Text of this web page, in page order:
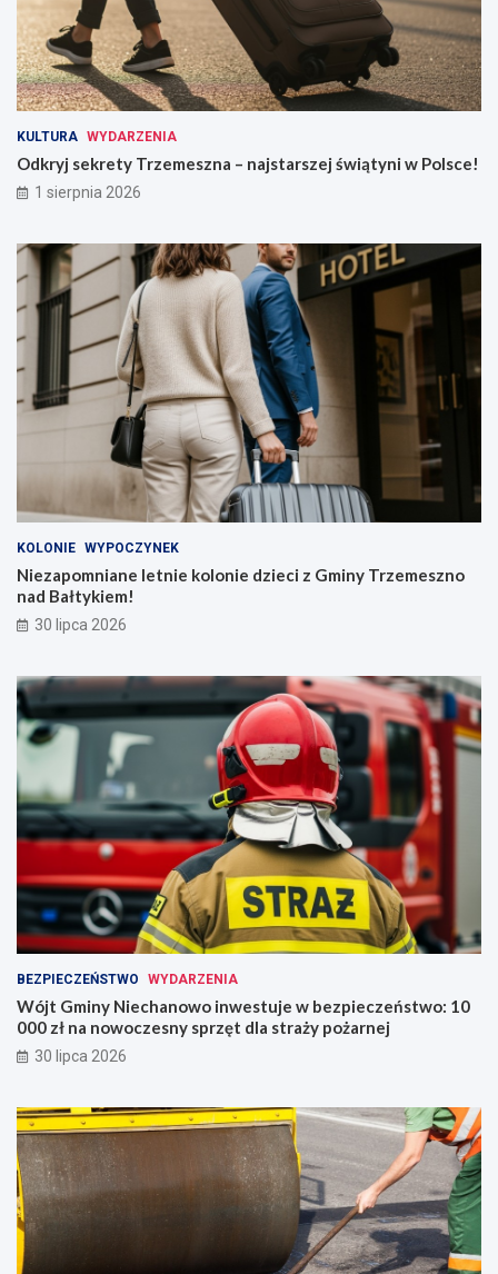
KULTURA WYDARZENIA
Odkryj sekrety Trzemeszna – najstarszej świątyni w Polsce!
1 sierpnia 2026
KOLONIE WYPOCZYNEK
Niezapomniane letnie kolonie dzieci z Gminy Trzemeszno
nad Bałtykiem!
30 lipca 2026
BEZPIECZEŃSTWO WYDARZENIA
Wójt Gminy Niechanowo inwestuje w bezpieczeństwo: 10
000 zł na nowoczesny sprzęt dla straży pożarnej
30 lipca 2026